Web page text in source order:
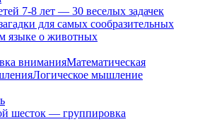
7-8 лет — 30 веселых задачек
для самых сообразительных
языке о животных
вниманияМатематическая
Логическое мышление
шесток — группировка